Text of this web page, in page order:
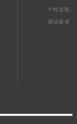
个性定制、
调试校准